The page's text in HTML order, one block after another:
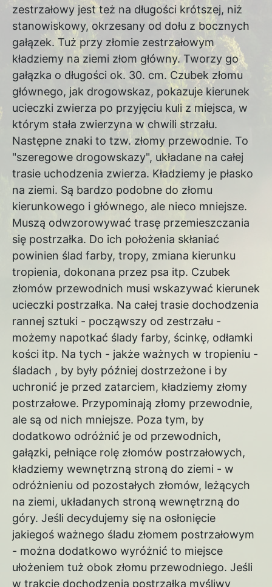
zestrzałowy jest też na długości krótszej, niż
stanowiskowy, okrzesany od dołu z bocznych
gałązek. Tuż przy złomie zestrzałowym
kładziemy na ziemi złom główny. Tworzy go
gałązka o długości ok. 30. cm. Czubek złomu
głównego, jak drogowskaz, pokazuje kierunek
ucieczki zwierza po przyjęciu kuli z miejsca, w
którym stała zwierzyna w chwili strzału.
Następne znaki to tzw. złomy przewodnie. To
"szeregowe drogowskazy", układane na całej
trasie uchodzenia zwierza. Kładziemy je płasko
na ziemi. Są bardzo podobne do złomu
kierunkowego i głównego, ale nieco mniejsze.
Muszą odwzorowywać trasę przemieszczania
się postrzałka. Do ich położenia skłaniać
powinien ślad farby, tropy, zmiana kierunku
tropienia, dokonana przez psa itp. Czubek
złomów przewodnich musi wskazywać kierunek
ucieczki postrzałka. Na całej trasie dochodzenia
rannej sztuki - począwszy od zestrzału -
możemy napotkać ślady farby, ścinkę, odłamki
kości itp. Na tych - jakże ważnych w tropieniu -
śladach , by były później dostrzeżone i by
uchronić je przed zatarciem, kładziemy złomy
postrzałowe. Przypominają złomy przewodnie,
ale są od nich mniejsze. Poza tym, by
dodatkowo odróżnić je od przewodnich,
gałązki, pełniące rolę złomów postrzałowych,
kładziemy wewnętrzną stroną do ziemi - w
odróżnieniu od pozostałych złomów, leżących
na ziemi, układanych stroną wewnętrzną do
góry. Jeśli decydujemy się na osłonięcie
jakiegoś ważnego śladu złomem postrzałowym
- można dodatkowo wyróżnić to miejsce
ułożeniem tuż obok złomu przewodniego. Jeśli
w trakcie dochodzenia postrzałka myśliwy